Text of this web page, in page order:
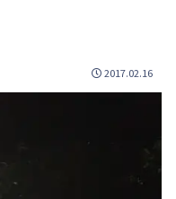
2017.02.16